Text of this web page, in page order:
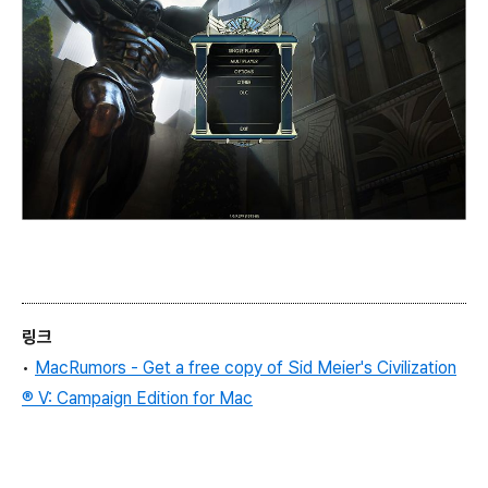
링크
• MacRumors - Get a free copy of Sid Meier's Civilization
® V: Campaign Edition for Mac